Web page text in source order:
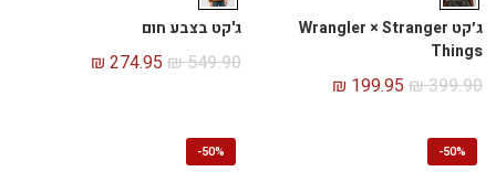
ג׳קט Wrangler × Stranger
Things
₪399.90
₪ 199.95
ג'קט בצבע חום
₪549.90
₪ 274.95
50%
-
50%
-